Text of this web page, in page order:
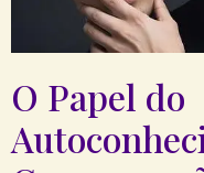
O Papel do